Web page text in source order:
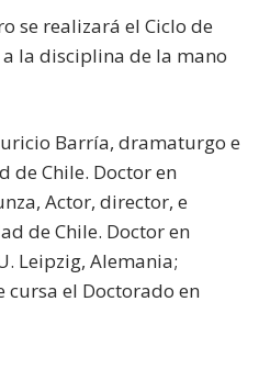
se realizará el Ciclo de
la disciplina de la mano
Barría, dramaturgo e
de Chile. Doctor en
Actor, director, e
de Chile. Doctor en
Leipzig, Alemania;
cursa el Doctorado en